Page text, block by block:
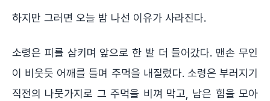
하지만 그러면 오늘 밤 나선 이유가 사라진다.
소령은 피를 삼키며 앞으로 한 발 더 들어갔다. 맨손 무인
이 비웃듯 어깨를 틀며 주먹을 내질렀다. 소령은 부러지기
직전의 나뭇가지로 그 주먹을 비껴 막고, 남은 힘을 모아